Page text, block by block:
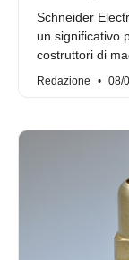
Schneider
un significativo
costruttori di
Redazione 08/